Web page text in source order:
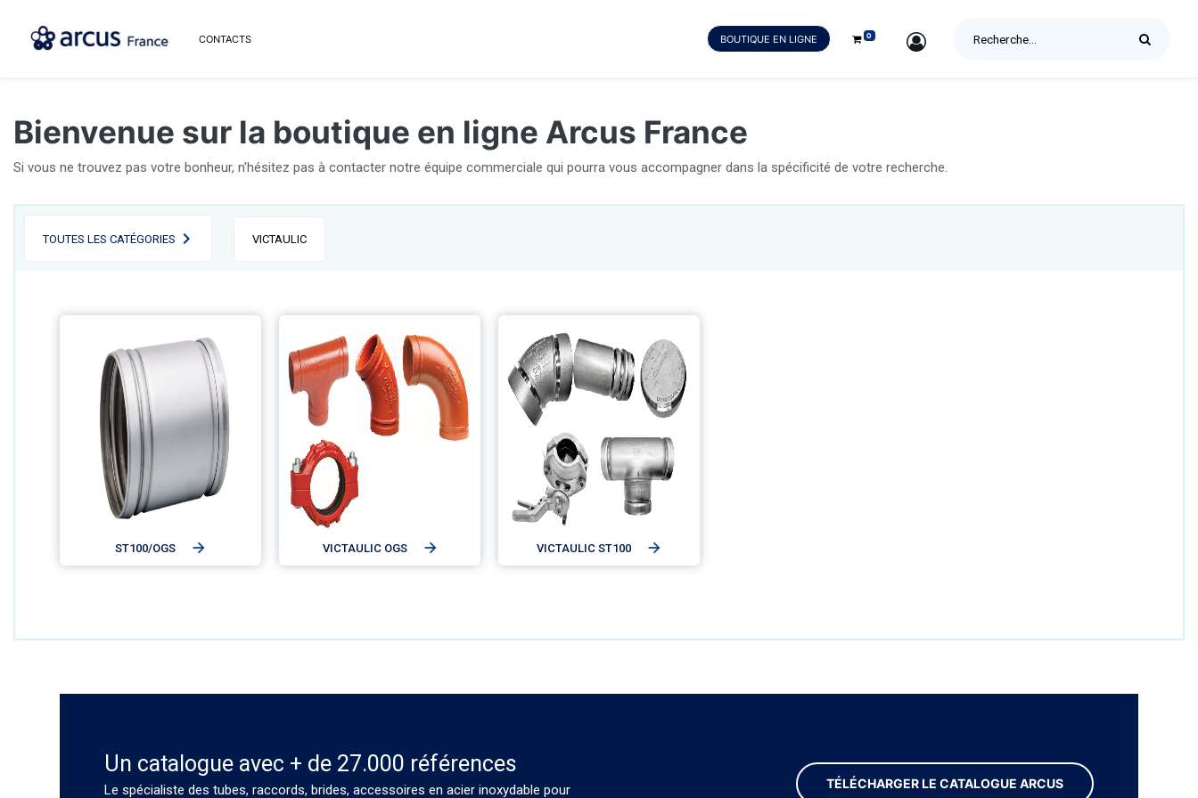
CONTACTS BOUTIQUE EN LIGNE 0 SIGN IN
Bienvenue sur la boutique en ligne Arcus France
Si vous ne trouvez pas votre bonheur, n'hésitez pas à contacter notre équipe commerciale qui pourra vous accompagner dans la spécificité de votre recherche.
TOUTES LES CATÉGORIES VICTAULIC
ST100/OGS VICTAULIC OGS VICTAULIC ST100
Un catalogue avec + de 27.000 références
Le spécialiste des tubes, raccords, brides, accessoires en acier inoxydable pour TÉLÉCHARGER LE CATALOGUE ARCUS